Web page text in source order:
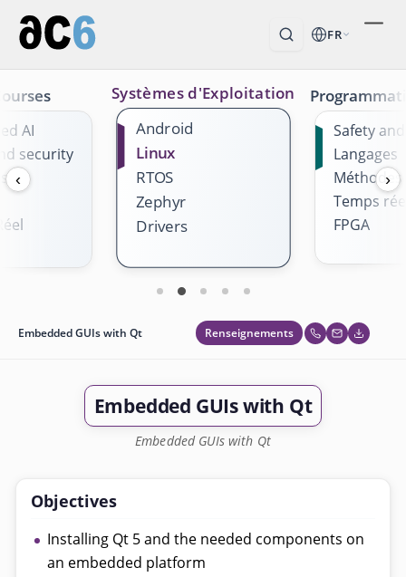
FR
‹
AI
security
Systèmes d'Exploitation
Android
Linux
RTOS
Zephyr
Drivers
Safety
Langages
Méthodes
Temps
FPGA
›
Embedded GUIs with Qt Renseignements
Embedded GUIs with Qt
Embedded GUIs with Qt
Objectives
Installing Qt 5 and the needed components on
an embedded platform